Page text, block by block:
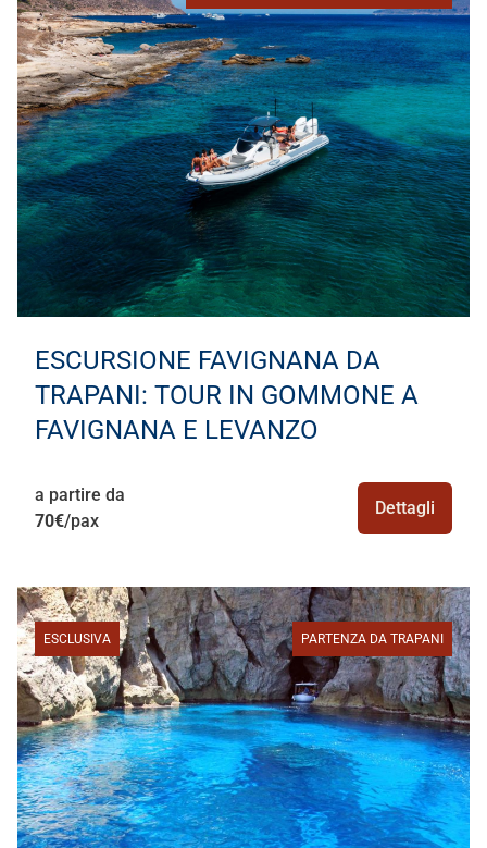
ESCURSIONE FAVIGNANA DA
TRAPANI: TOUR IN GOMMONE A
FAVIGNANA E LEVANZO
a partire da
70€/pax
Dettagli
ESCLUSIVA PARTENZA DA TRAPANI